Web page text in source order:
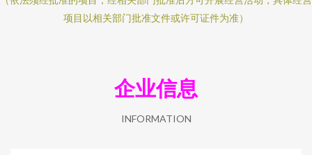
项目以相关部门批准文件或许可证件为准）
企业信息
INFORMATION